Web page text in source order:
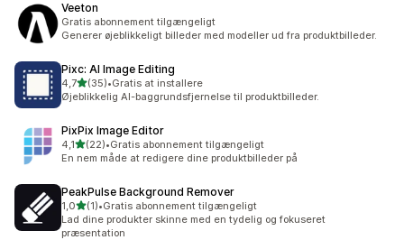
Veeton
Gratis abonnement tilgængeligt
Generer øjeblikkeligt billeder med modeller ud fra produktbilleder.
Pixc: AI Image Editing
4,7ud af 5 stjerner
(35)
35 anmeldelser i alt
•Gratis at installere
Øjeblikkelig AI-baggrundsfjernelse til produktbilleder.
PixPix Image Editor
4,1ud af 5 stjerner
(22)
22 anmeldelser i alt
•Gratis abonnement tilgængeligt
En nem måde at redigere dine produktbilleder på
PeakPulse Background Remover
1,0ud af 5 stjerner
(1)
1 anmeldelser i alt
•Gratis abonnement tilgængeligt
Lad dine produkter skinne med en tydelig og fokuseret
præsentation